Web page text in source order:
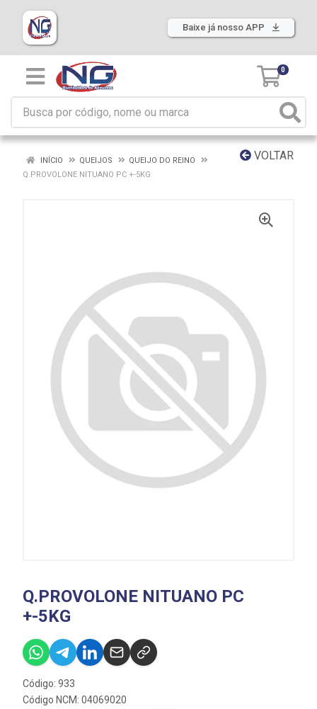
Baixe já nosso APP
0
VOLTAR
INÍCIO QUEIJOS
QUEIJO DO REINO
Q.PROVOLONE NITUANO PC +-5KG
Q.PROVOLONE NITUANO PC
+-5KG
Código: 933
Código NCM: 04069020